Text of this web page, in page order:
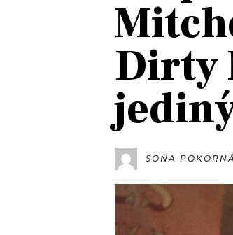
JAK NALADIT
RÁDIO
APLIKACE
PROGRAM
Dirty
SOŇA POKORNÁ